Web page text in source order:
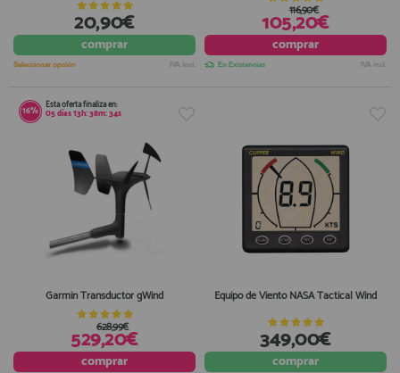
20,90€
comprar
Seleccionar opción IVA incl.
105,20€
116,90€
comprar
En Existencias IVA incl.
16% Esta oferta finaliza en:
05días13h:38m:33s
Garmin Transductor gWind
529,20€
628,99€
comprar
Equipo de Viento NASA Tactical Wind
349,00€
comprar